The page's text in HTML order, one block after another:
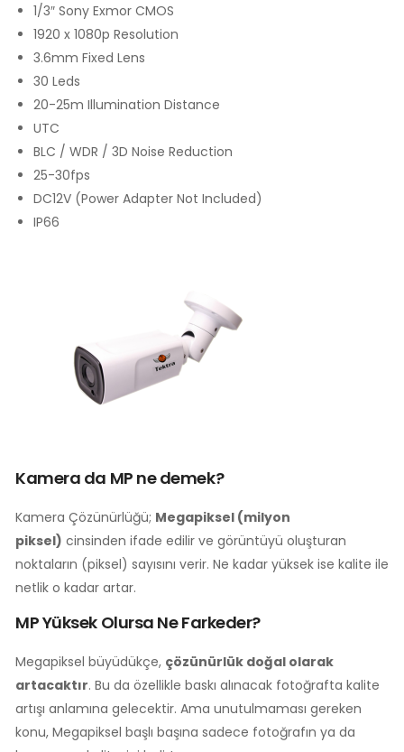
1/3″ Sony Exmor CMOS
1920 x 1080p Resolution
3.6mm Fixed Lens
30 Leds
20-25m Illumination Distance
UTC
BLC / WDR / 3D Noise Reduction
25-30fps
DC12V (Power Adapter Not Included)
IP66
Kamera da MP ne demek?
Kamera Çözünürlüğü; Megapiksel (milyon
piksel) cinsinden ifade edilir ve görüntüyü oluşturan
noktaların (piksel) sayısını verir. Ne kadar yüksek ise kalite ile
netlik o kadar artar.
MP Yüksek Olursa Ne Farkeder?
Megapiksel büyüdükçe, çözünürlük doğal olarak
artacaktır. Bu da özellikle baskı alınacak fotoğrafta kalite
artışı anlamına gelecektir. Ama unutulmaması gereken
konu, Megapiksel başlı başına sadece fotoğrafın ya da